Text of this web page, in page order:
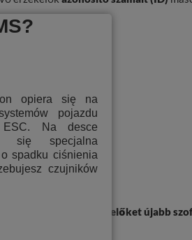
Ha az érzékelőket újabb
opiera się na
pojazdu
Na desce
się specjalna
spadku ciśnienia
czujników